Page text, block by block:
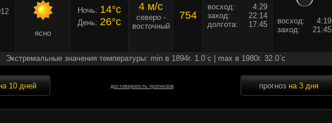
ясно
Ночь: 14°c
День: 26°c
4 м/c
северо -
восточный
754
восход:
4:29
заход:
22:14
долгота:
17:45 восход:
4:19
заход:
21:45
Экстремальные значения температуры: min в 1894г. 1.0`c | max в 1980г. 32.0`c
10 дней достоверность прогнозов прогноз на 3 дня